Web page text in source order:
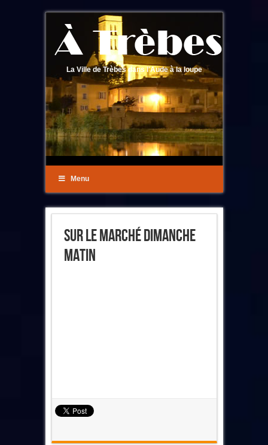
La Ville de Trèbes dans l'Aude à la loupe
Menu
Sur Le Marché Dimanche
Matin